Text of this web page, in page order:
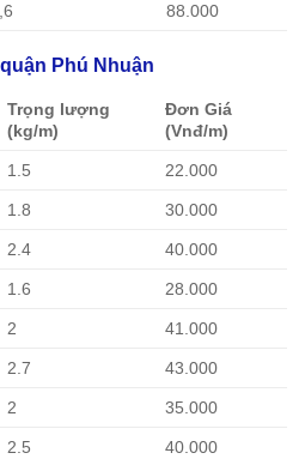
88.000
Phú Nhuận
Trọng lượng
(kg/m)
Đơn Giá
(Vnđ/m)
1.5 22.000
1.8 30.000
2.4 40.000
1.6 28.000
2 41.000
2.7 43.000
2 35.000
2.5 40.000